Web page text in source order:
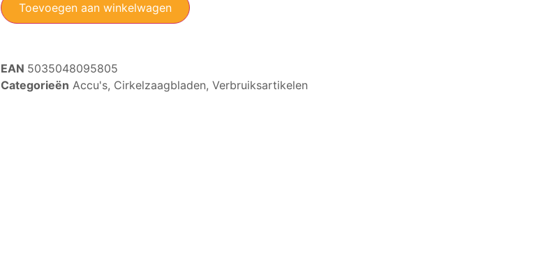
Toevoegen aan winkelwagen
EAN 5035048095805
Categorieën Accu's, Cirkelzaagbladen, Verbruiksartikelen